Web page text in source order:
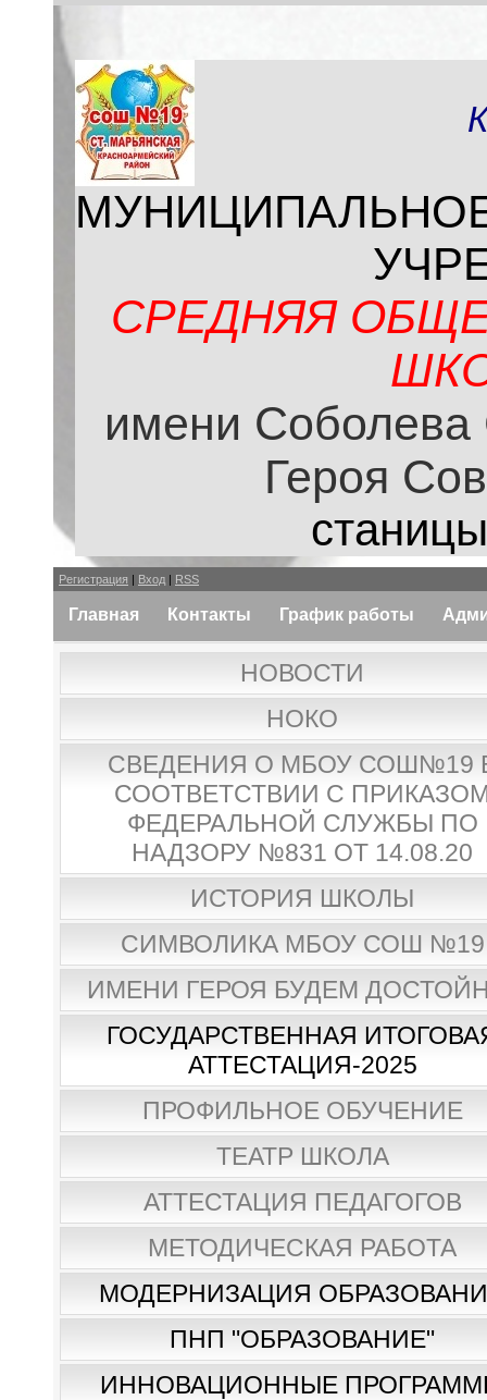
СРЕДНЯЯ
имени Соболева
Героя
Регистрация | Вход | RSS
Главная Контакты График работы
НОВОСТИ
НОКО
СВЕДЕНИЯ О МБОУ СОШ№19
СООТВЕТСТВИИ С
ФЕДЕРАЛЬНОЙ СЛУЖБЫ ПО
НАДЗОРУ №831 ОТ 14.08.20
ИСТОРИЯ ШКОЛЫ
СИМВОЛИКА МБОУ СОШ №19
ИМЕНИ ГЕРОЯ БУДЕМ
ГОСУДАРСТВЕННАЯ
АТТЕСТАЦИЯ-2025
ПРОФИЛЬНОЕ ОБУЧЕНИЕ
ТЕАТР ШКОЛА
АТТЕСТАЦИЯ ПЕДАГОГОВ
МЕТОДИЧЕСКАЯ РАБОТА
МОДЕРНИЗАЦИЯ
ПНП "ОБРАЗОВАНИЕ"
ИННОВАЦИОННЫЕ